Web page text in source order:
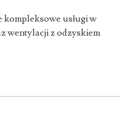
usługi w
wentylacji z odzyskiem